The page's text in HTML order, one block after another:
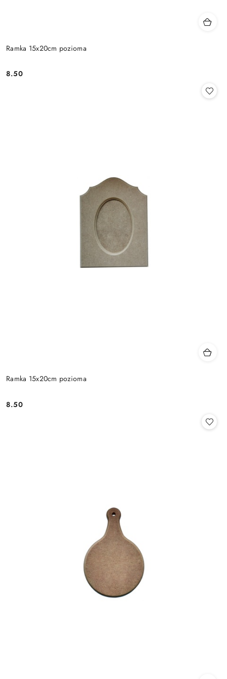
Ramka 15x20cm pozioma
Cena:
8.50
Ramka 15x20cm pozioma
Cena:
8.50